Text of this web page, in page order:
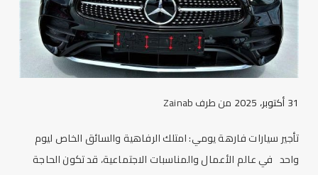
31 أكتوبر، 2025 من طرفZainab
تأجير سيارات فارهة يومي: امتلك الرفاهية والسائق الخاص ليوم
واحد في عالم الأعمال والمناسبات الاجتماعية، قد تكون الحاجة